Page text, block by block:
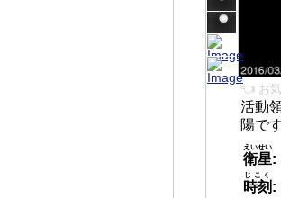
👈 お
活動
陽です
衛星
えいせい
:
時刻
じこく
: